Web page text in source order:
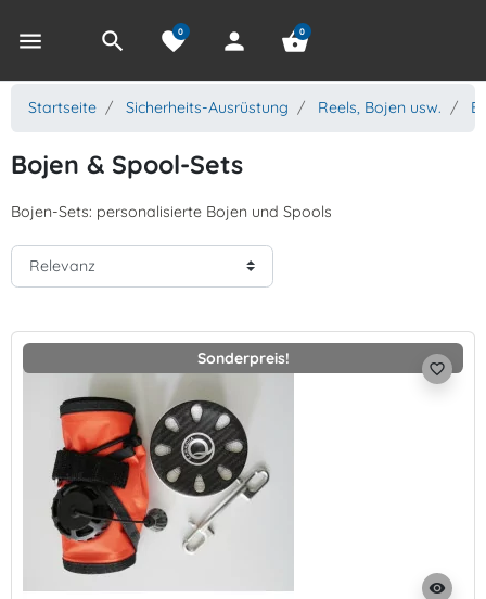
menu search favorite
0 person shopping_basket
0
Startseite Sicherheits-Ausrüstung Reels, Bojen usw.
Bojen & Spool-Sets
Bojen-Sets: personalisierte Bojen und Spools
Sonderpreis!
visibility
favorite_border